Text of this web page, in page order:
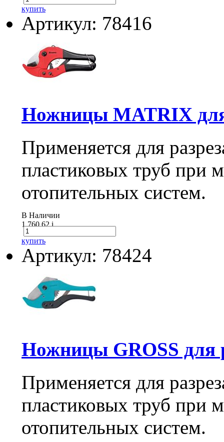
купить
Артикул: 78416
Ножницы MATRIX
Применяется для
пластиковых труб при
отопительных систем.
В Наличии
1 760.62i
купить
Артикул: 78424
Ножницы GROSS для
Применяется для
пластиковых труб при
отопительных систем.